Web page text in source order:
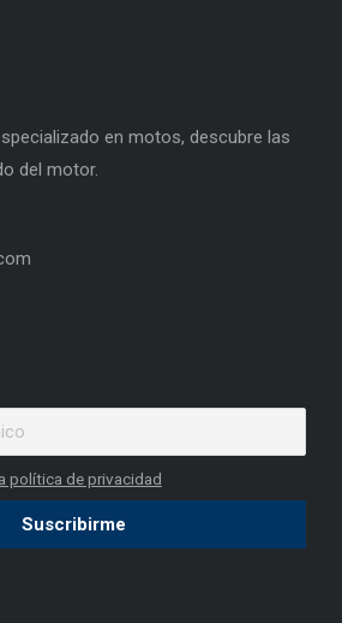
en motos, descubre las
del motor.
política de privacidad